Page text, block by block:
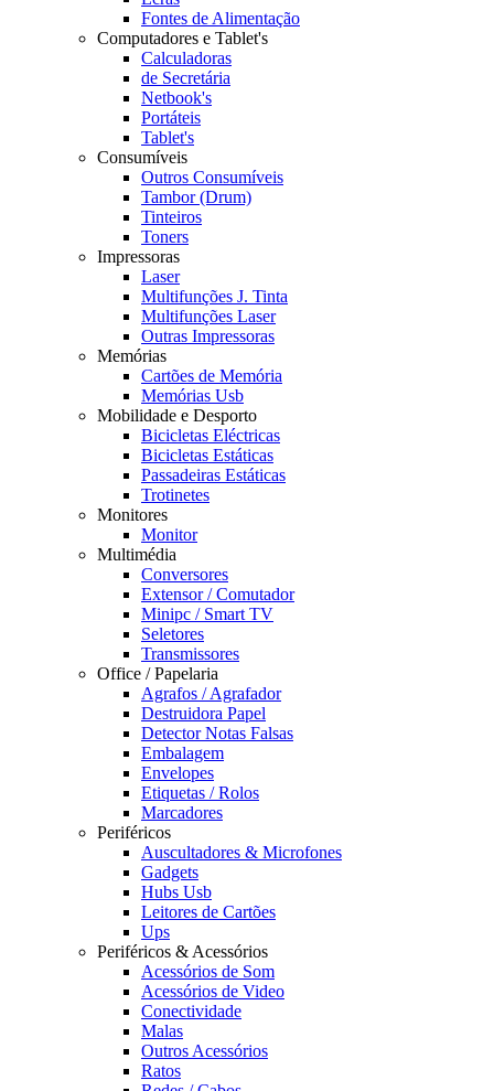
Fontes de Alimentação
Computadores e Tablet's
Calculadoras
de Secretária
Netbook's
Portáteis
Tablet's
Consumíveis
Outros Consumíveis
Tambor (Drum)
Tinteiros
Toners
Impressoras
Laser
Multifunções J. Tinta
Multifunções Laser
Outras Impressoras
Memórias
Cartões de Memória
Memórias Usb
Mobilidade e Desporto
Bicicletas Eléctricas
Bicicletas Estáticas
Passadeiras Estáticas
Trotinetes
Monitores
Monitor
Multimédia
Conversores
Extensor / Comutador
Minipc / Smart TV
Seletores
Transmissores
Office / Papelaria
Agrafos / Agrafador
Destruidora Papel
Detector Notas Falsas
Embalagem
Envelopes
Etiquetas / Rolos
Marcadores
Periféricos
Auscultadores & Microfones
Gadgets
Hubs Usb
Leitores de Cartões
Ups
Periféricos & Acessórios
Acessórios de Som
Acessórios de Video
Conectividade
Malas
Outros Acessórios
Ratos